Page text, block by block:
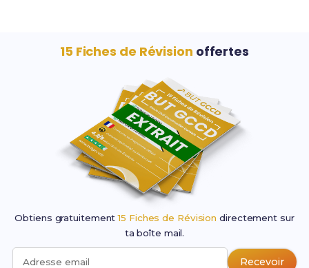
15 Fiches de Révision offertes
Obtiens gratuitement15 Fiches de Révision directement sur
ta boîte mail.
Adresse email Recevoir